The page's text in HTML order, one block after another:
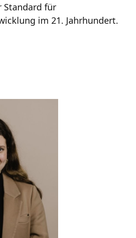
Standard für
im 21. Jahrhundert.